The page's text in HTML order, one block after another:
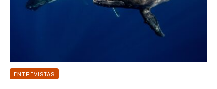
ENTREVISTAS